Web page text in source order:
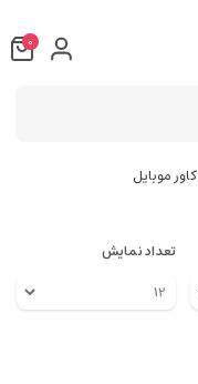
کاور موبایل
تعداد نمایش
0